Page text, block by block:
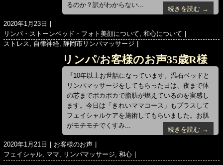
るのか？訳がわからない...
続きを読む →
投
稿
日:
2020年1月23日
カ
テ
リンパ・ストーンベッド・フォト美顔について 和心について
タ
ストレス 自律神経, 静岡市リンパマッサージ
リンパ/お客様のお声35歳R様
『10年以上お世話になっています。温石ベッドと
リンパマッサージをしてもらった日は、夜まで体
の芯までポカポカで脂肪が燃えているのを実感し
ます。今日は「きれいママコース」もプラスして
フェイシャルケアを施術してもらいました。お肌
がモチモチでくすみ...
続きを読む →
投
稿
2020年1月21日
カ
テ
お客様のお声
タ
フェイシャル, ママ リンパマッサージ 和心